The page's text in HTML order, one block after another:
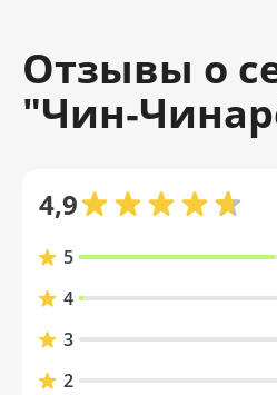
Отзывы о
4,9
5
4
3
2